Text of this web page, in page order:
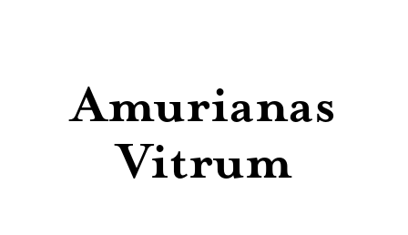
Amurianas
Vitrum